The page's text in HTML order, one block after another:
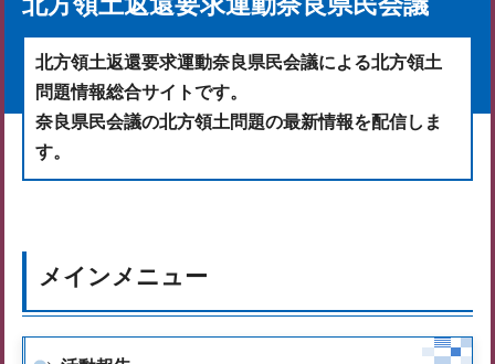
北方領土返還要求運動奈良県民会議による北方領土
問題情報総合サイトです。
奈良県民会議の北方領土問題の最新情報を配信しま
す。
メインメニュー